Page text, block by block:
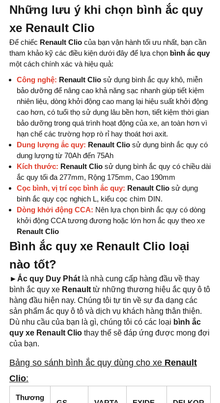
Những lưu ý khi chọn bình ắc quy
xe Renault Clio
Để chiếc Renault Clio của bạn vận hành tối ưu nhất, bạn cần
tham khảo kỹ các điều kiện dưới đây để lựa chọn bình ắc quy
một cách chính xác và hiệu quả:
Công nghệ: Renault Clio sử dụng bình ắc quy khô, miễn
bảo dưỡng để nâng cao khả năng sạc nhanh giúp tiết kiệm
nhiên liệu, dòng khởi động cao mang lại hiệu suất khởi động
cao hơn, có tuổi thọ sử dụng lâu bền hơn, tiết kiệm thời gian
bảo dưỡng trong quá trình hoạt động của xe, an toàn hơn vì
hạn chế các trường hợp rò rỉ hay thoát hơi axit.
Dung lượng ắc quy: Renault Clio sử dụng bình ắc quy có
dung lượng từ 70Ah đến 75Ah
Kích thước: Renault Clio sử dụng bình ắc quy có chiều dài
ắc quy tối đa 277mm, Rộng 175mm, Cao 190mm
Cọc bình, vị trí cọc bình ắc quy: Renault Clio sử dụng
bình ắc quy cọc nghịch L, kiểu cọc chìm DIN.
Dòng khởi động CCA: Nên lựa chọn bình ắc quy có dòng
khởi động CCA tương đương hoặc lớn hơn ắc quy theo xe
Renault Clio
Bình ắc quy xe Renault Clio loại
nào tốt?
►Ắc quy Duy Phátlà nhà cung cấp hàng đầu về thay
bình ắc quy xe Renault từ những thương hiệu ắc quy ô tô
hàng đầu hiện nay. Chúng tôi tự tin về sự đa dạng các
sản phẩm ắc quy ô tô và dịch vụ khách hàng thân thiện.
Dù nhu cầu của bạn là gì, chúng tôi có các loại bình ắc
quy xe Renault Clio thay thế sẽ đáp ứng được mong đợi
của bạn.
Bảng so sánh bình ắc quy dùng cho xe Renault
Clio:
Thương